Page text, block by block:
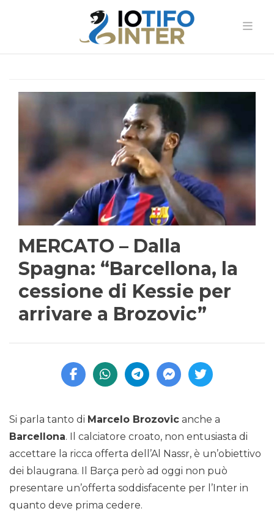
MERCATO – Dalla
Spagna: “Barcellona, la
cessione di Kessie per
arrivare a Brozovic”
Si parla tanto di Marcelo Brozovic anche a
Barcellona. Il calciatore croato, non entusiasta di
accettare la ricca offerta dell’Al Nassr, è un’obiettivo
dei blaugrana. Il Barça però ad oggi non può
presentare un’offerta soddisfacente per l’Inter in
quanto deve prima cedere.